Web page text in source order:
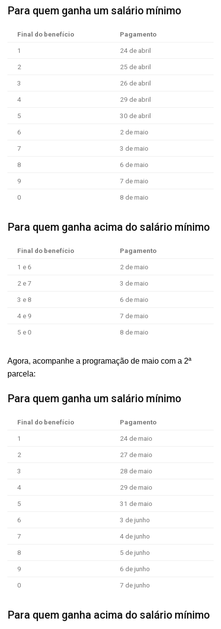
Para quem ganha um salário mínimo
Final do benefício Pagamento
1 24 de abril
2 25 de abril
3 26 de abril
4 29 de abril
5 30 de abril
6 2 de maio
7 3 de maio
8 6 de maio
9 7 de maio
0 8 de maio
Para quem ganha acima do salário mínimo
Final do benefício Pagamento
1 e 6 2 de maio
2 e 7 3 de maio
3 e 8 6 de maio
4 e 9 7 de maio
5 e 0 8 de maio
Agora, acompanhe a programação de maio com a 2ª
parcela:
Para quem ganha um salário mínimo
Final do benefício Pagamento
1 24 de maio
2 27 de maio
3 28 de maio
4 29 de maio
5 31 de maio
6 3 de junho
7 4 de junho
8 5 de junho
9 6 de junho
0 7 de junho
Para quem ganha acima do salário mínimo